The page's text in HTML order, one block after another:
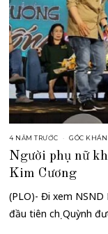
4 NĂM TRƯỚC GÓC
Người phụ nữ
Kim Cương
(PLO)- Đi xem
đầu tiên chị Quỳnh